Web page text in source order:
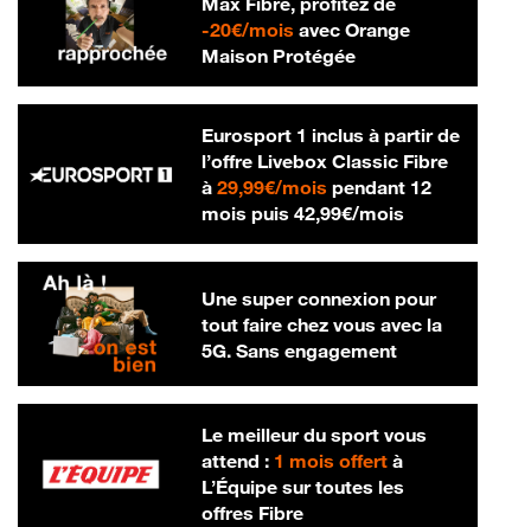
-20€/mois20 € par mois
avec Orange
Maison Protégée
Eurosport 1 inclus à partir de
l’offre Livebox Classic Fibre
à 29,99€/mois29,99 € par mois
pendant 12
mois puis 42,99€/mois42,99 € par
Une super connexion pour
tout faire chez vous avec la
5G. Sans engagement
Le meilleur du sport vous
attend : 1 mois offertà
L’Équipe sur toutes les
offres Fibre